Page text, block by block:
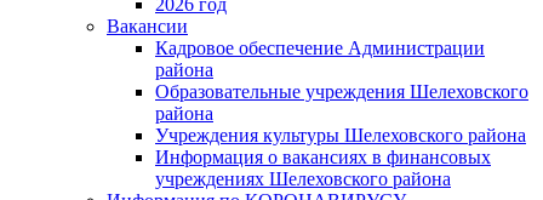
Вакансии
Кадровое обеспечение Администрации
района
Образовательные учреждения Шелеховского
района
Учреждения культуры Шелеховского района
Информация о вакансиях в финансовых
учреждениях Шелеховского района